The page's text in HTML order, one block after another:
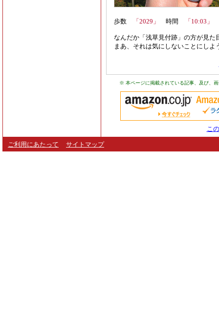
歩数 「2029」 時間 「10:03」
なんだか「浅草見付跡」の方が見た
まあ、それは気にしないことにしよ
※ 本ページに掲載されている記事、及び、
こ
ご利用にあたって サイトマップ